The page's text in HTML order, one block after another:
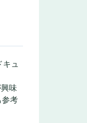
キュ
味
参考